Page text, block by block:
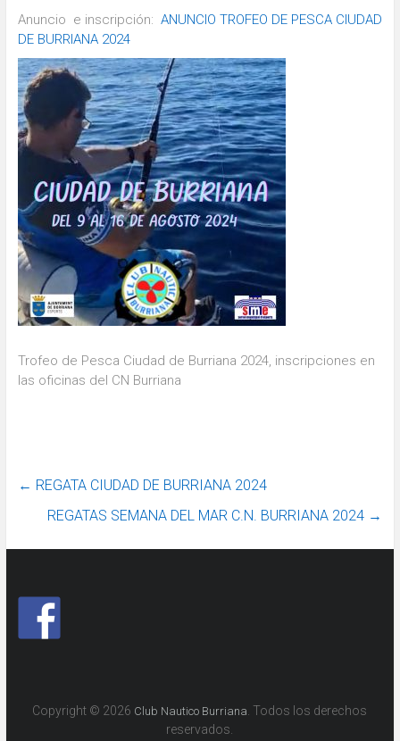
Anuncio e inscripción: ANUNCIO TROFEO DE PESCA CIUDAD
DE BURRIANA 2024
Trofeo de Pesca Ciudad de Burriana 2024, inscripciones en
las oficinas del CN Burriana
← REGATA CIUDAD DE BURRIANA 2024
REGATAS SEMANA DEL MAR C.N. BURRIANA 2024 →
Copyright © 2026 Club Nautico Burriana . Todos los derechos
reservados.